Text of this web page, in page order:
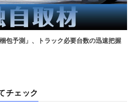
包予測」、トラック必要台数の迅速把握
チェック